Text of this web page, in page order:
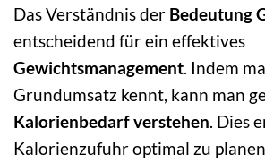
Das Verständnis der Bedeutung
entscheidend für ein effektives
Gewichtsmanagement. Indem
Grundumsatz kennt, kann man
Kalorienbedarf verstehen. Dies
Kalorienzufuhr optimal zu